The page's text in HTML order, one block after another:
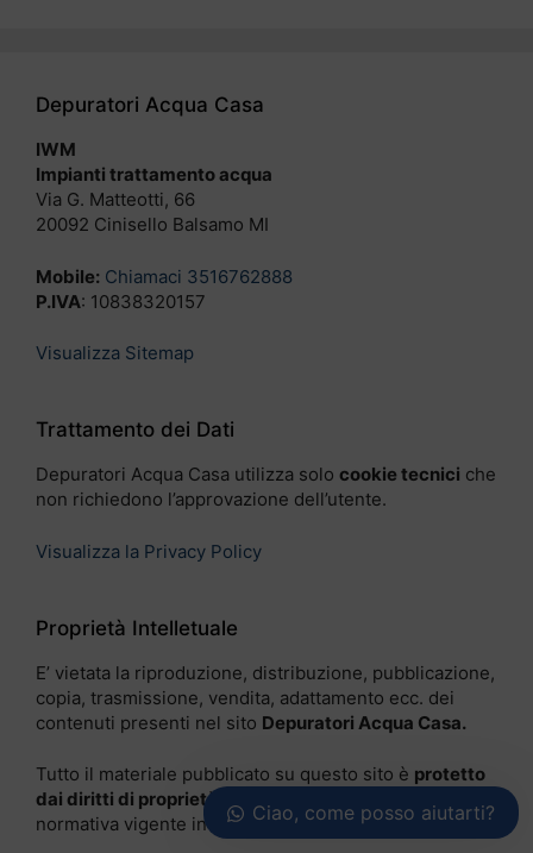
Depuratori Acqua Casa
IWM
Impianti trattamento acqua
Via G. Matteotti, 66
20092 Cinisello Balsamo MI
Mobile: Chiamaci 3516762888
P.IVA: 10838320157
Visualizza Sitemap
Trattamento dei Dati
Depuratori Acqua Casa utilizza solo cookie tecnici che
non richiedono l’approvazione dell’utente.
Visualizza la Privacy Policy
Proprietà Intelletuale
E’ vietata la riproduzione, distribuzione, pubblicazione,
copia, trasmissione, vendita, adattamento ecc. dei
contenuti presenti nel sito Depuratori Acqua Casa.
Tutto il materiale pubblicato su questo sito è protetto
dai diritti di proprietà intellettuale
normativa vigente in materia.Ciao, come posso aiutarti?